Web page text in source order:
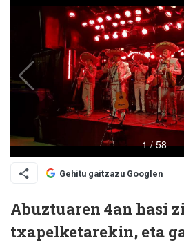
Gehitu gaitzazu Googlen
Abuztuaren 4an hasi
txapelketarekin, eta